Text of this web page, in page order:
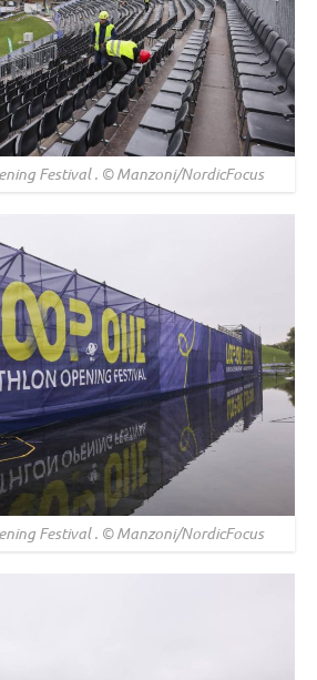
Festival . © Manzoni/NordicFocus
Festival . © Manzoni/NordicFocus